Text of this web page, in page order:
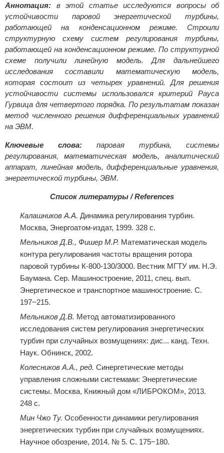
Аннотация: в этой статье исследуются вопросы об
устойчивости паровой энергетической турбины,
работающей на конденсационном режиме. Строили
структурную схему систем регулирования турбины,
работающей на конденсационном режиме. По структурной
схеме получили линейную модель. Для дальнейшего
исследования составили математическую модель,
которая состоит из четырех уравнений. Для решения
устойчивости системы использовался критерий Рауса
Гурвица для четвертого порядка. По результатам показан
метод численного решения дифференциальных уравнений
на ЭВМ.
Ключевые слова: паровая турбина, системы
регулирования, математическая модель, аналитический
аппарат, линейная модель, дифференциальные уравнения,
энергетической турбины, ЭВМ.
Список литературы / References
Калашников А.А. Динамика регулирования турбин.
Москва, Энергоатом-издат, 1999. 328 с.
Мельников Д.В., Фишер М.Р. Математическая модель
контура регулирования частоты вращения ротора
паровой турбины К-800-130/3000. Вестник МГТУ им. Н.Э.
Баумана. Сер. Машиностроение, 2011, спец. вып.
Энергетическое и транспортное машиностроение. С.
197−215.
Мельников Д.В. Метод автоматизированного
исследования систем регулирования энергетических
турбин при случайных возмущениях: дис... канд. Техн.
Наук. Обнинск, 2002.
Колесников А.А., ред. Синергетические методы
управления сложными системами: Энергетические
системы. Москва, Книжный дом «ЛИБРОКОМ», 2013.
248 с.
Мин Чжо Ту. Особенности динамики регулирования
энергетических турбин при случайных возмущениях.
Научное обозрение, 2014. № 5. С. 175−180.